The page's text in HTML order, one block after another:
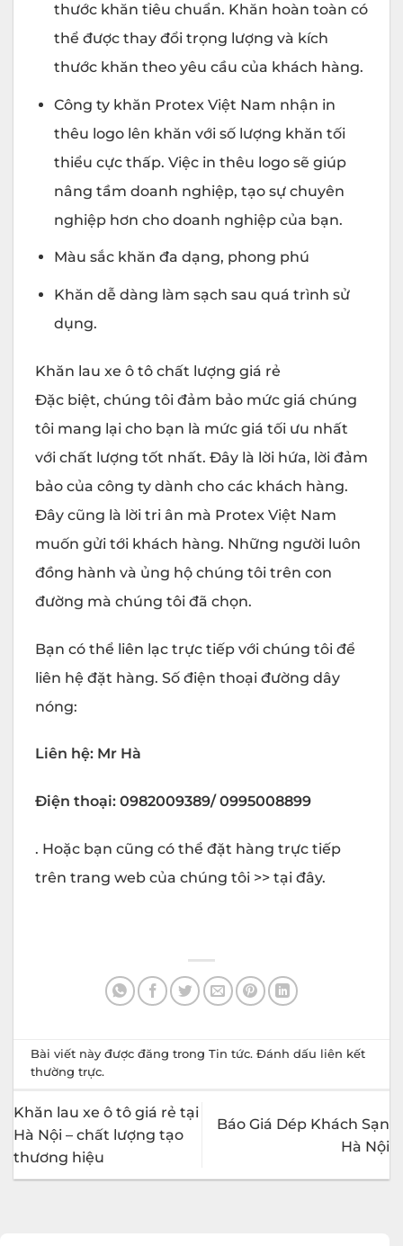
thước khăn tiêu chuẩn. Khăn hoàn toàn có
thể được thay đổi trọng lượng và kích
thước khăn theo yêu cầu của khách hàng.
Công ty khăn Protex Việt Nam nhận in
thêu logo lên khăn với số lượng khăn tối
thiểu cực thấp. Việc in thêu logo sẽ giúp
nâng tầm doanh nghiệp, tạo sự chuyên
nghiệp hơn cho doanh nghiệp của bạn.
Màu sắc khăn đa dạng, phong phú
Khăn dễ dàng làm sạch sau quá trình sử
dụng.
Khăn lau xe ô tô chất lượng giá rẻ
Đặc biệt, chúng tôi đảm bảo mức giá chúng
tôi mang lại cho bạn là mức giá tối ưu nhất
với chất lượng tốt nhất. Đây là lời hứa, lời đảm
bảo của công ty dành cho các khách hàng.
Đây cũng là lời tri ân mà Protex Việt Nam
muốn gửi tới khách hàng. Những người luôn
đồng hành và ủng hộ chúng tôi trên con
đường mà chúng tôi đã chọn.
Bạn có thể liên lạc trực tiếp với chúng tôi để
liên hệ đặt hàng. Số điện thoại đường dây
nóng:
Liên hệ: Mr Hà
Điện thoại: 0982009389/ 0995008899
. Hoặc bạn cũng có thể đặt hàng trực tiếp
trên trang web của chúng tôi >> tại đây.
Bài viết này được đăng trongTin tức. Đánh dấu liên kết
thường trực.
Khăn lau xe ô tô giá rẻ tại
Hà Nội – chất lượng tạo
thương hiệu
Báo Giá Dép Khách Sạn
Hà Nội